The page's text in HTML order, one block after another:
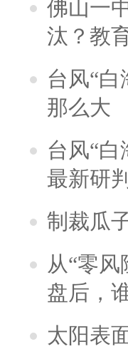
佛山一
汰？教
台风“
那么大
台风“
最新研判
制裁瓜
从“零
盘后，
太阳表